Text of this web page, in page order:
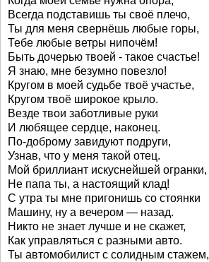
Всегда подставишь ты своё плечо,
Ты для меня свернёшь любые горы,
Тебе любые ветры нипочём!
Быть дочерью твоей - такое счастье!
Я знаю, мне безумно повезло!
Кругом в моей судьбе твоё участье,
Кругом твоё широкое крыло.
Везде твои заботливые руки
И любящее сердце, наконец.
По-доброму завидуют подруги,
Узнав, что у меня такой отец.
Мой бриллиант искуснейшей огранки,
Не папа ты, а настоящий клад!
С утра ты мне пригонишь со стоянки
Машину, ну а вечером — назад.
Никто не знает лучше и не скажет,
Как управляться с разными авто.
Ты автомобилист с солидным стажем,